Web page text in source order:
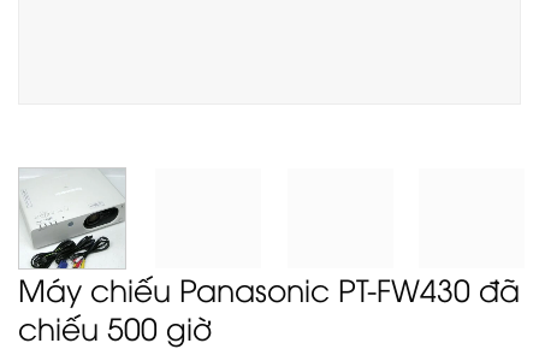
Máy chiếu Panasonic PT-FW430 đã
chiếu 500 giờ